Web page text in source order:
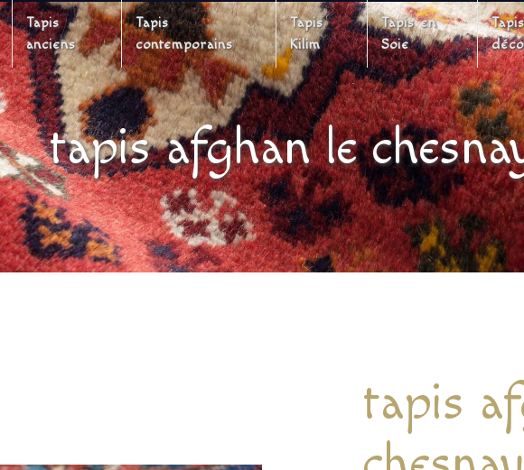
Tapis
anciens
Tapis
contemporains
Tapis
Kilim
Tapis en
Soie
tapis afghan le
tapis